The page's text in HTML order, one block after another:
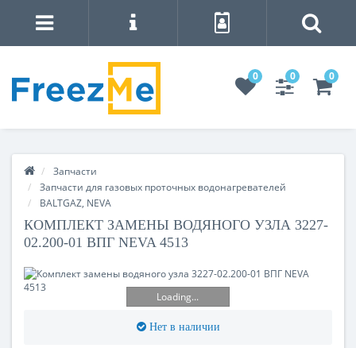
0 0 0
Запчасти
Запчасти для газовых проточных водонагревателей
BALTGAZ, NEVA
КОМПЛЕКТ ЗАМЕНЫ ВОДЯНОГО УЗЛА 3227-
02.200-01 ВПГ NEVA 4513
Loading...
Нет в наличии